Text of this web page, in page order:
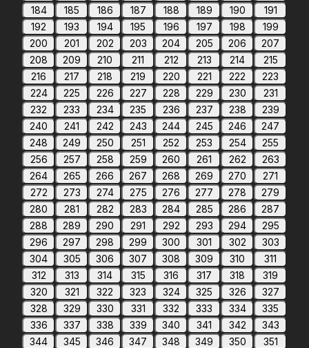
184
185 186 187 188 189 190
191
192
193 194 195 196 197 198
199
200
201 202 203 204 205 206
207
208
209 210 211 212 213 214
215
216
217 218 219 220 221 222
223
224
225 226 227 228 229 230
231
232
233 234 235 236 237 238
239
240
241 242 243 244 245 246
247
248
249 250 251 252 253 254
255
256
257 258 259 260 261 262
263
264
265 266 267 268 269 270
271
272
273 274 275 276 277 278
279
280
281 282 283 284 285 286
287
288
289 290 291 292 293 294
295
296
297 298 299 300 301 302
303
304
305 306 307 308 309 310
311
312
313 314 315 316 317 318
319
320
321 322 323 324 325 326
327
328
329 330 331 332 333 334
335
336
337 338 339 340 341 342
343
344
345 346 347 348 349 350
351